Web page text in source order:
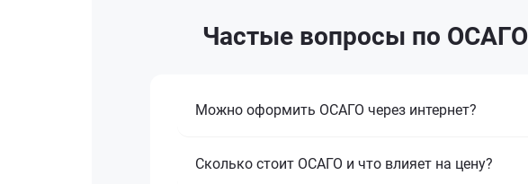
Частые вопросы по
Можно оформить ОСАГО через интернет?
Сколько стоит ОСАГО и что влияет на цену?